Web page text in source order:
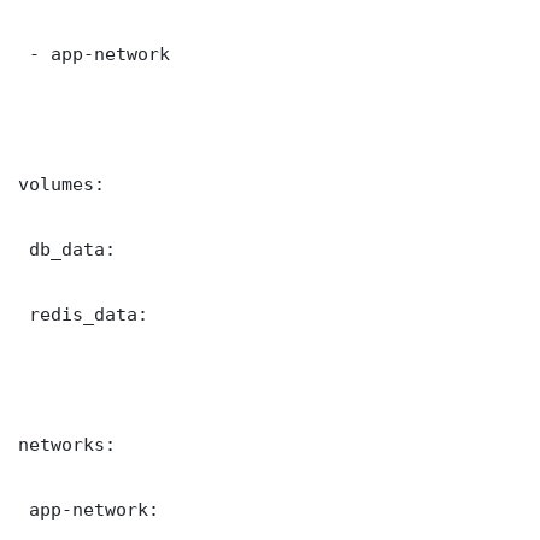
- app-network
volumes:
db_data:
redis_data:
networks:
app-network: